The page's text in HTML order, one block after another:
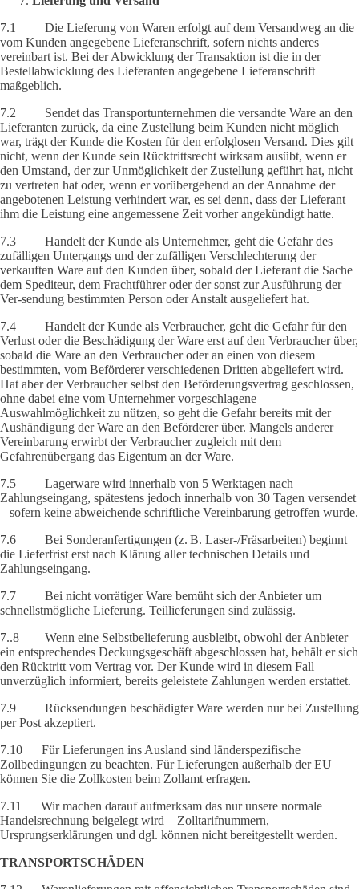
7.1 Die Lieferung von Waren erfolgt auf dem Versandweg an die
vom Kunden angegebene Lieferanschrift, sofern nichts anderes
vereinbart ist. Bei der Abwicklung der Transaktion ist die in der
Bestellabwicklung des Lieferanten angegebene Lieferanschrift
maßgeblich.
7.2 Sendet das Transportunternehmen die versandte Ware an den
Lieferanten zurück, da eine Zustellung beim Kunden nicht möglich
war, trägt der Kunde die Kosten für den erfolglosen Versand. Dies gilt
nicht, wenn der Kunde sein Rücktrittsrecht wirksam ausübt, wenn er
den Umstand, der zur Unmöglichkeit der Zustellung geführt hat, nicht
zu vertreten hat oder, wenn er vorübergehend an der Annahme der
angebotenen Leistung verhindert war, es sei denn, dass der Lieferant
ihm die Leistung eine angemessene Zeit vorher angekündigt hatte.
7.3 Handelt der Kunde als Unternehmer, geht die Gefahr des
zufälligen Untergangs und der zufälligen Verschlechterung der
verkauften Ware auf den Kunden über, sobald der Lieferant die Sache
dem Spediteur, dem Frachtführer oder der sonst zur Ausführung der
Ver-sendung bestimmten Person oder Anstalt ausgeliefert hat.
7.4 Handelt der Kunde als Verbraucher, geht die Gefahr für den
Verlust oder die Beschädigung der Ware erst auf den Verbraucher über,
sobald die Ware an den Verbraucher oder an einen von diesem
bestimmten, vom Beförderer verschiedenen Dritten abgeliefert wird.
Hat aber der Verbraucher selbst den Beförderungsvertrag geschlossen,
ohne dabei eine vom Unternehmer vorgeschlagene
Auswahlmöglichkeit zu nützen, so geht die Gefahr bereits mit der
Aushändigung der Ware an den Beförderer über. Mangels anderer
Vereinbarung erwirbt der Verbraucher zugleich mit dem
Gefahrenübergang das Eigentum an der Ware.
7.5 Lagerware wird innerhalb von 5 Werktagen nach
Zahlungseingang, spätestens jedoch innerhalb von 30 Tagen versendet
– sofern keine abweichende schriftliche Vereinbarung getroffen wurde.
7.6 Bei Sonderanfertigungen (z. B. Laser-/Fräsarbeiten) beginnt
die Lieferfrist erst nach Klärung aller technischen Details und
Zahlungseingang.
7.7 Bei nicht vorrätiger Ware bemüht sich der Anbieter um
schnellstmögliche Lieferung. Teillieferungen sind zulässig.
7..8 Wenn eine Selbstbelieferung ausbleibt, obwohl der Anbieter
ein entsprechendes Deckungsgeschäft abgeschlossen hat, behält er sich
den Rücktritt vom Vertrag vor. Der Kunde wird in diesem Fall
unverzüglich informiert, bereits geleistete Zahlungen werden erstattet.
7.9 Rücksendungen beschädigter Ware werden nur bei Zustellung
per Post akzeptiert.
7.10 Für Lieferungen ins Ausland sind länderspezifische
Zollbedingungen zu beachten. Für Lieferungen außerhalb der EU
können Sie die Zollkosten beim Zollamt erfragen.
7.11 Wir machen darauf aufmerksam das nur unsere normale
Handelsrechnung beigelegt wird – Zolltarifnummern,
Ursprungserklärungen und dgl. können nicht bereitgestellt werden.
TRANSPORTSCHÄDEN